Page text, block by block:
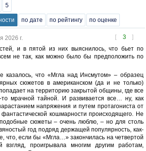
5
по дате по рейтингу по оценке
[ 3 ]
2026 г.
и в пятой из них выяснилось, что бьет по
не так, как можно было бы предположить по
казалось, что «Мгла над Инсмутом» – образец
сюжетов в американском (да и не только)
на территорию закрытой общины, где все
то мрачной тайной. И развивается все… ну, как
напряжения и путем протагониста от
кошмарности происходящего. Не
сюжеты – очень люблю, – но для столь
год подряд держащей популярность, как-
что, если бы «Мгла…» закончилась на четвертой
проигрывала многим другим работам,